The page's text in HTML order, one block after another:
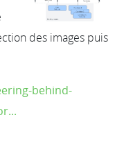
des images puis
behind-